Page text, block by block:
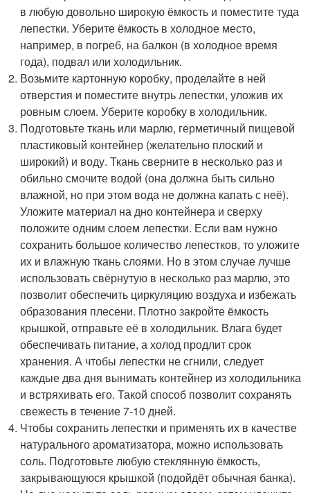
в любую довольно широкую ёмкость и поместите туда
лепестки. Уберите ёмкость в холодное место,
например, в погреб, на балкон (в холодное время
года), подвал или холодильник.
Возьмите картонную коробку, проделайте в ней
отверстия и поместите внутрь лепестки, уложив их
ровным слоем. Уберите коробку в холодильник.
Подготовьте ткань или марлю, герметичный пищевой
пластиковый контейнер (желательно плоский и
широкий) и воду. Ткань сверните в несколько раз и
обильно смочите водой (она должна быть сильно
влажной, но при этом вода не должна капать с неё).
Уложите материал на дно контейнера и сверху
положите одним слоем лепестки. Если вам нужно
сохранить большое количество лепестков, то уложите
их и влажную ткань слоями. Но в этом случае лучше
использовать свёрнутую в несколько раз марлю, это
позволит обеспечить циркуляцию воздуха и избежать
образования плесени. Плотно закройте ёмкость
крышкой, отправьте её в холодильник. Влага будет
обеспечивать питание, а холод продлит срок
хранения. А чтобы лепестки не сгнили, следует
каждые два дня вынимать контейнер из холодильника
и встряхивать его. Такой способ позволит сохранять
свежесть в течение 7-10 дней.
Чтобы сохранить лепестки и применять их в качестве
натурального ароматизатора, можно использовать
соль. Подготовьте любую стеклянную ёмкость,
закрывающуюся крышкой (подойдёт обычная банка).